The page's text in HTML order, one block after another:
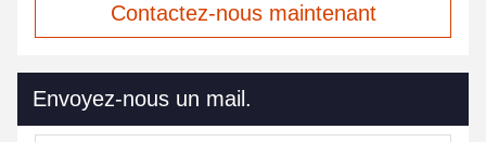
Contactez-nous maintenant
Envoyez-nous un mail.